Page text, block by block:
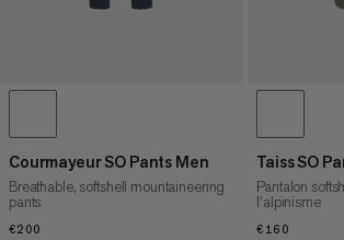
Courmayeur SO Pants Men
Breathable, softshell mountaineering
pants
€200
Taiss SO
Pantalon
l’alpinisme
€160